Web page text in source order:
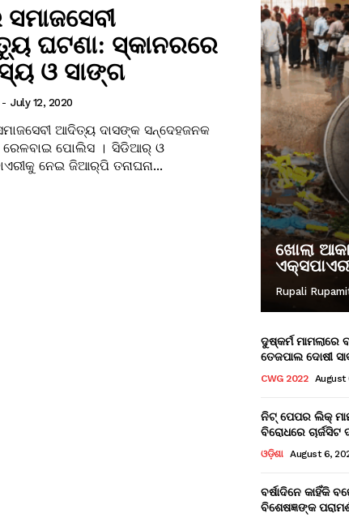
ଘଟଣା: ସ୍କାନରରେ
ଓ ସାଙ୍ଗ
- July 12, 2020
ଆଦିତ୍ୟ ଦାସଙ୍କ ସନ୍ଦେହଜନକ
ପୋଲିସ । ସିଡିଆର୍‌ ଓ
ନେଇ ଜିଆର୍‌ପି ତନାଘନା...
ଖୋଲା
Rupali
ଦୁଷ୍କର୍ମ
ତେଜପାଲ ଦୋଷୀ
CWG 2022 August
ନିଟ୍ ପେପର ଲିକ୍
ବିରୋଧରେ ଚାର୍ଜସିଟ
ଓଡ଼ିଶା August 6,
ବର୍ଷାଦିନେ କାହିଁକି
ବିଶେଷଜ୍ଞଙ୍କ